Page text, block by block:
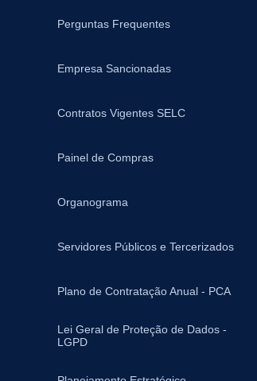
Perguntas Frequentes
Empresa Sancionadas
Contratos Vigentes SELC
Painel de Compras
Organograma
Servidores Públicos e Tercerizados
Plano de Contratação Anual - PCA
Lei Geral de Proteção de Dados -
LGPD